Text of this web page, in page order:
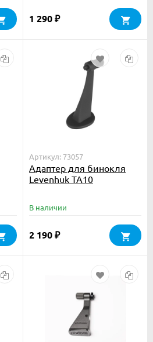
1 290 ₽
Артикул: 73057
Адаптер для бинокля
Levenhuk TA10
В наличии
2 190 ₽